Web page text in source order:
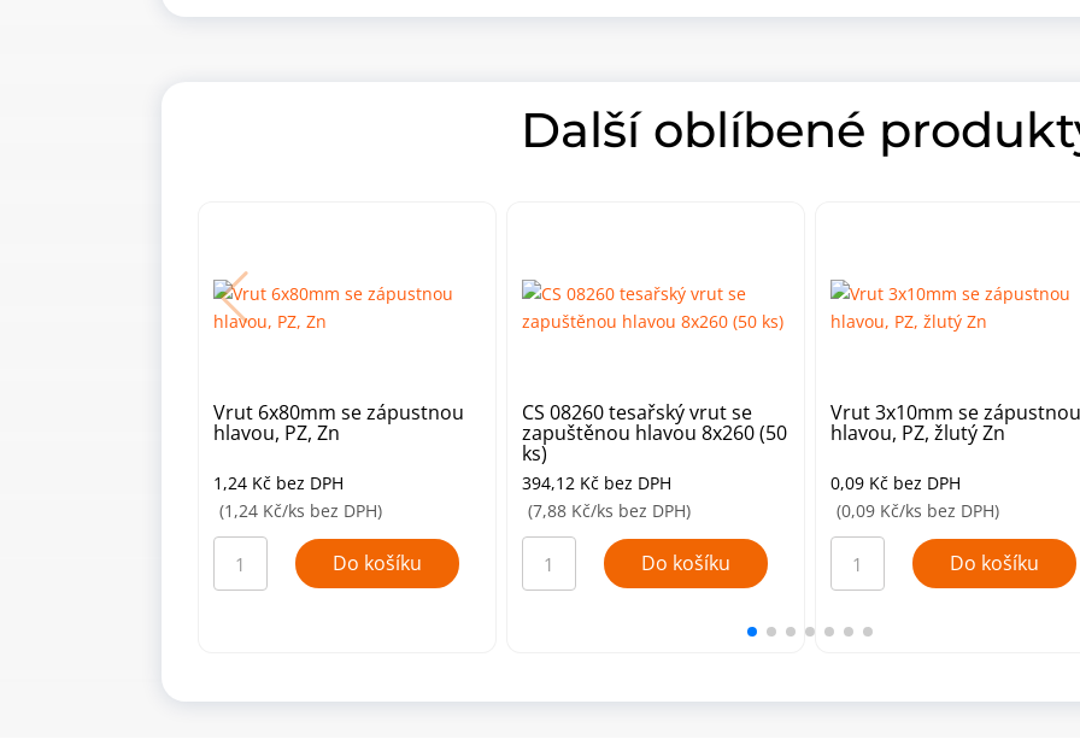
Další oblíbené
Vrut 6x80mm se zápustnou
hlavou, PZ, Zn
1,24 Kč bez DPH
(1,24 Kč/ks bez DPH)
Vrut
6x80mm
zápustnou
Do košíku
CS 08260 tesařský vrut se
zapuštěnou hlavou 8x260 (50
ks)
394,12 Kč bez DPH
(7,88 Kč/ks bez DPH)
CS
08260
tesařský
vrut
Do košíku
Vrut 3x10mm se zápustnou
hlavou, PZ, žlutý Zn
0,09 Kč bez DPH
(0,09 Kč/ks bez DPH)
Vrut
3x10mm
zápustnou
PZ,
žlutý
Do košíku